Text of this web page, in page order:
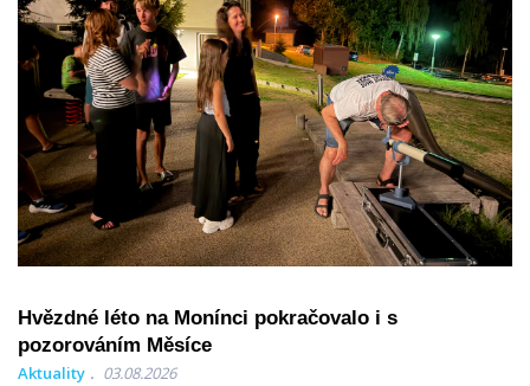
Hvězdné léto na Monínci pokračovalo i s
pozorováním Měsíce
Aktuality 03.08.2026